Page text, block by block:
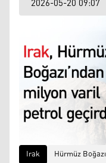
Irak Hürmüz Boğazı